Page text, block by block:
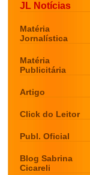
JL Notícias
Matéria
Jornalística
Matéria
Publicitária
Artigo
Click do Leitor
Publ. Oficial
Blog Sabrina
Cicareli